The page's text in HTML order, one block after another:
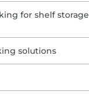
for shelf storage
solutions